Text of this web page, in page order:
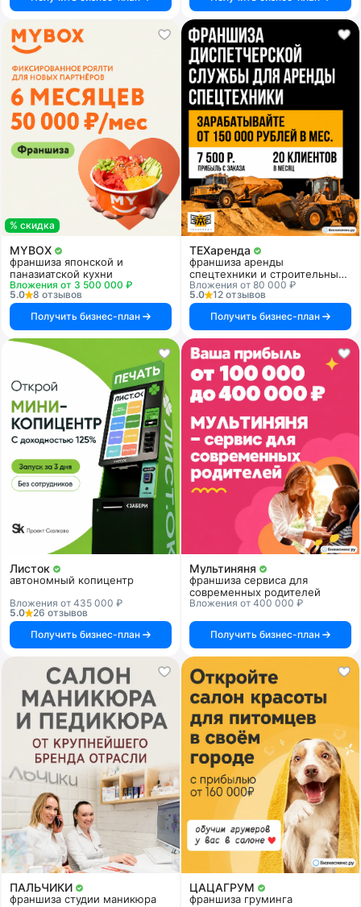
% скидка
MYBOX
франшиза японской и
паназиатской кухни
Вложения от 3 500 000 ₽
5.0
8 отзывов
Получить бизнес-план
ТЕХаренда
франшиза аренды
спецтехники и строительных
услуг
Вложения от 80 000 ₽
5.0
12 отзывов
Получить бизнес-план
Листок
автономный копицентр
Вложения от 435 000 ₽
5.0
26 отзывов
Получить бизнес-план
Мультиняня
франшиза сервиса для
современных родителей
Вложения от 400 000 ₽
Получить бизнес-план
ПАЛЬЧИКИ
франшиза студии маникюра
ЦАЦАГРУМ
франшиза груминга